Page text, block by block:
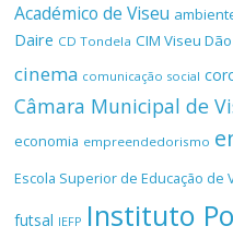
Académico de Viseu
Daire CD Tondela CIM Viseu
cinema comunicação social
Câmara Municipal de
economia empreendedorismo
Escola Superior de Educação de
futsal IEFP Instituto